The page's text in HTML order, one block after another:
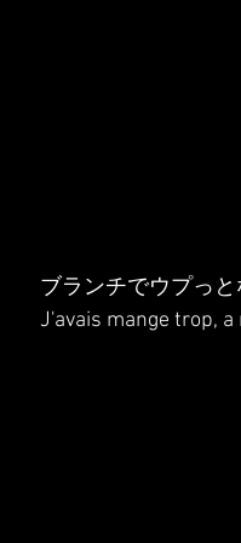
ブランチでウプっと
J'avais mange trop, a